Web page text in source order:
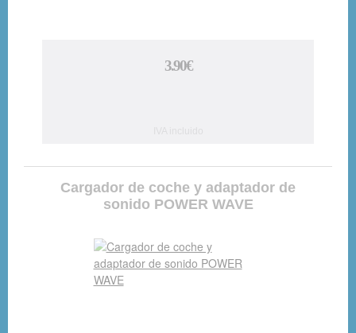
3.90€
Cargador de coche y adaptador de
sonido POWER WAVE